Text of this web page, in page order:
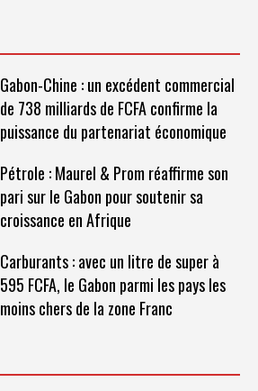
Gabon-Chine : un excédent commercial
de 738 milliards de FCFA confirme la
puissance du partenariat économique
Pétrole : Maurel & Prom réaffirme son
pari sur le Gabon pour soutenir sa
croissance en Afrique
Carburants : avec un litre de super à
595 FCFA, le Gabon parmi les pays les
moins chers de la zone Franc